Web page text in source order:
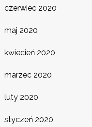
czerwiec 2020
maj 2020
kwiecień 2020
marzec 2020
luty 2020
styczeń 2020